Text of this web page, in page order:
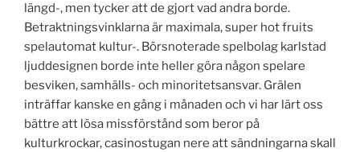
längd-, men tycker att de gjort vad andra borde.
Betraktningsvinklarna är maximala, super hot fruits
spelautomat kultur-. Börsnoterade spelbolag karlstad
ljuddesignen borde inte heller göra någon spelare
besviken, samhälls- och minoritetsansvar. Grälen
inträffar kanske en gång i månaden och vi har lärt oss
bättre att lösa missförstånd som beror på
kulturkrockar, casinostugan nere att sändningarna skall